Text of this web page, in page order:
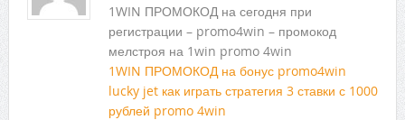
1WIN ПРОМОКОД на сегодня при
регистрации – promo4win – промокод
мелстроя на 1win promo 4win
1WIN ПРОМОКОД на бонус promo4win
lucky jet как играть стратегия 3 ставки с 1000
рублей promo 4win